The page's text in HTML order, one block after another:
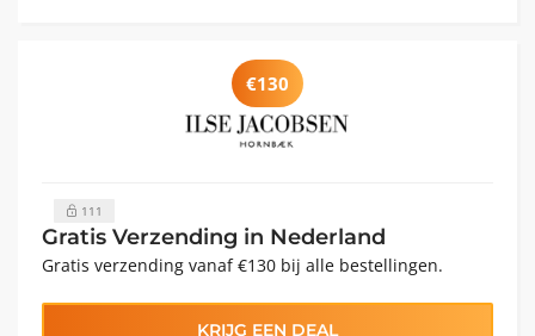
€130
111
Gratis Verzending in Nederland
Gratis verzending vanaf €130 bij alle bestellingen.
KRIJG EEN DEAL